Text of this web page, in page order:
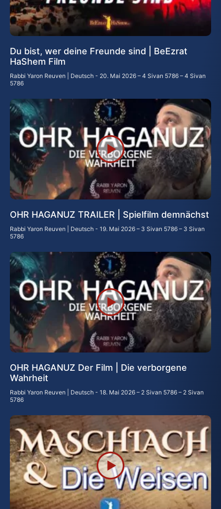
Du bist, wer deine Freunde sind | BeEzrat
HaShem Film
Rabbi Yaron Reuven | Deutsch
20. Mai 2026 – 4 Sivan 5786 – 4 Sivan
5786
OHR HAGANUZ TRAILER | Spielfilm demnächst
Rabbi Yaron Reuven | Deutsch
19. Mai 2026 – 3 Sivan 5786 – 3 Sivan
5786
OHR HAGANUZ Der Film | Die verborgene
Wahrheit
Rabbi Yaron Reuven | Deutsch
18. Mai 2026 – 2 Sivan 5786 – 2 Sivan
5786